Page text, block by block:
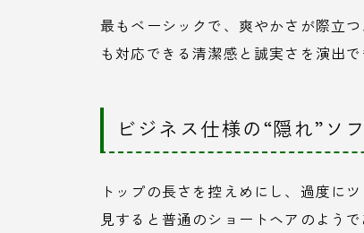
最もベーシックで、爽やかさが際立
も対応できる清潔感と誠実さを演出で
ビジネス仕様の“隠れ”ソ
トップの長さを控えめにし、過度に
見すると普通のショートヘアのよう